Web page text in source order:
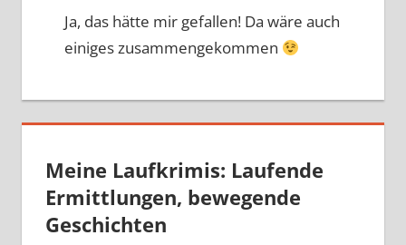
Ja, das hätte mir gefallen! Da wäre auch
einiges zusammengekommen
Meine Laufkrimis: Laufende
Ermittlungen, bewegende
Geschichten